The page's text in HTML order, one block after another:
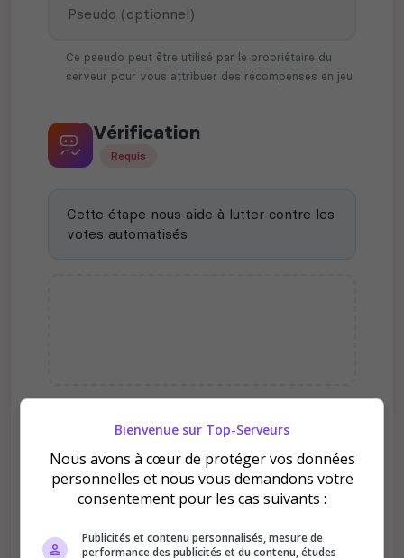
Ce pseudo peut être utilisé par le propriétaire du
serveur pour vous attribuer des récompenses en jeu
Vérification
Requis
Cette étape nous aide à lutter contre les
votes automatisés
Pourquoi voter pour FR [
DEAD Z SURVIVAL ] # 1
OFFICIAL MODDERS - NO
WIPE ?
Bienvenue sur Top-Serveurs
Nous avons à cœur de protéger vos données
personnelles et nous vous demandons votre
consentement pour les cas suivants :
Publicités et contenu personnalisés, mesure de
performance des publicités et du contenu, études